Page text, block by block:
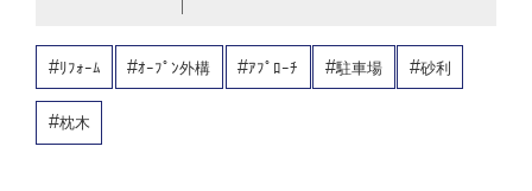
ﾘﾌｫｰﾑ ｵｰﾌﾟﾝ外構 ｱﾌﾟﾛｰﾁ 駐車場 砂利
枕木